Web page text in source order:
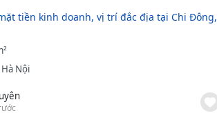
tiền kinh doanh, vị trí đắc địa tại Chi Đông,
Nội